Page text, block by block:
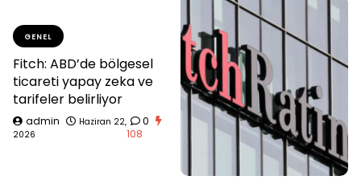
GENEL
Fitch: ABD’de bölgesel
ticareti yapay zeka ve
tarifeler belirliyor
admin
Haziran 22,
2026
0
108